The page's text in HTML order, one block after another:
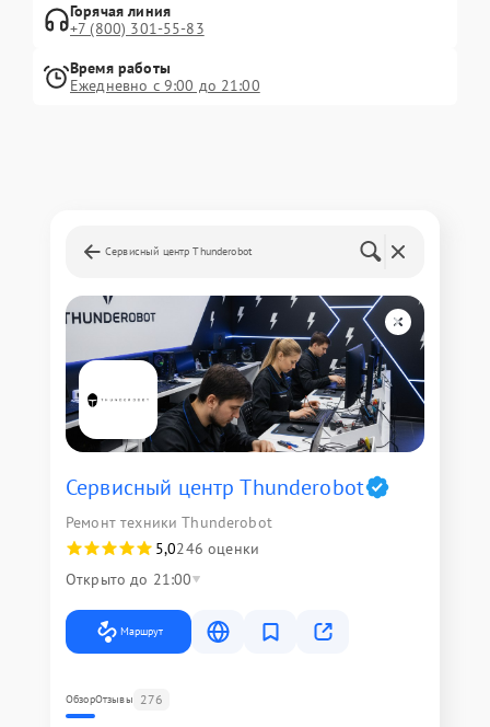
Горячая линия
+7 (800) 301-55-83
Время работы
Ежедневно с 9:00 до 21:00
Сервисный центр Thunderobot
Сервисный центр Thunderobot
Ремонт техники Thunderobot
5,0246 оценки
Открыто до 21:00
Маршрут
ОбзорОтзывы 276